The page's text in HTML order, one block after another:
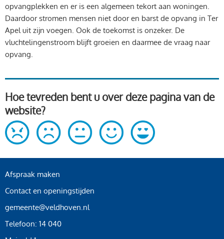
opvangplekken en er is een algemeen tekort aan woningen.
Daardoor stromen mensen niet door en barst de opvang in Ter
Apel uit zijn voegen. Ook de toekomst is onzeker. De
vluchtelingenstroom blijft groeien en daarmee de vraag naar
opvang.
Hoe tevreden bent u over deze pagina van de
website?
Afspraak maken
Contact en openingstijden
gemeente@veldhoven.nl
Telefoon: 14 040